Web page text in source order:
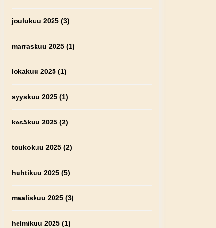
joulukuu 2025 (3)
marraskuu 2025 (1)
lokakuu 2025 (1)
syyskuu 2025 (1)
kesäkuu 2025 (2)
toukokuu 2025 (2)
huhtikuu 2025 (5)
maaliskuu 2025 (3)
helmikuu 2025 (1)